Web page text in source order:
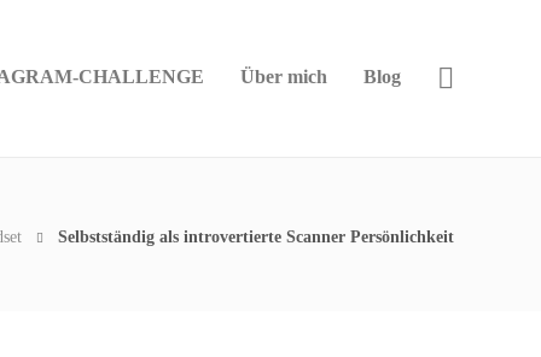
CHALLENGE Über mich Blog
Selbstständig als introvertierte Scanner Persönlichkeit